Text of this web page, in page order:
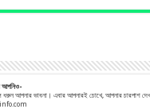
আপনিও-
আপনার ভাবনা। এবার আপনারই চোখে, আপনার চারপাশ